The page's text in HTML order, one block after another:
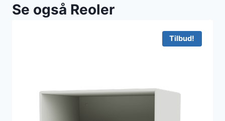
Se også Reoler
Tilbud!